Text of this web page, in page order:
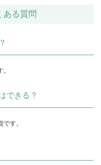
ある質問
できる？
す。